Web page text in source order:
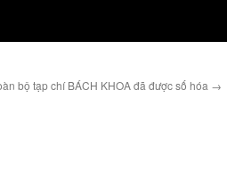
bộ tạp chí BÁCH KHOA đã được số hóa →